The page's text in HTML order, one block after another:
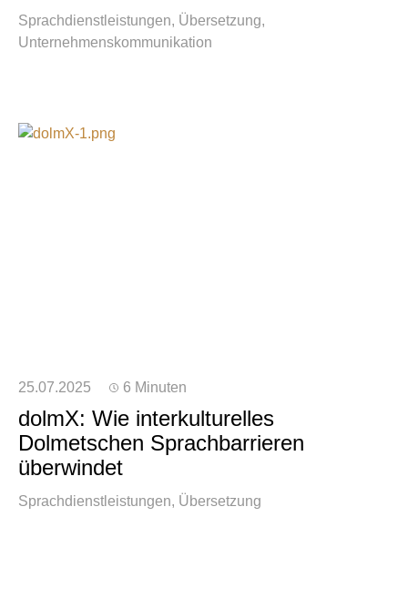
Sprachdienstleistungen Übersetzung
Unternehmenskommunikation
25.07.2025 6 Minuten
dolmX: Wie interkulturelles
Dolmetschen Sprachbarrieren
überwindet
Sprachdienstleistungen Übersetzung